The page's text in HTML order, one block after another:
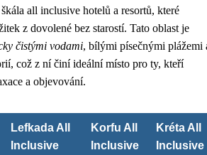
all inclusive hotelů a resortů, které
z dovolené bez starostí. Tato oblast je
čistými vodami, bílými písečnými plážemi
což z ní činí ideální místo pro ty, kteří
a objevování.
Lefkada All
Inclusive
Korfu All
Inclusive
Kréta All
Inclusive